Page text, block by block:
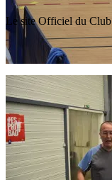
Le site Officiel du Club